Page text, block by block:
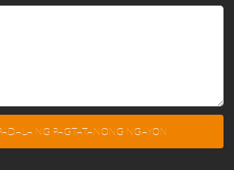
NG PAGTATANONG NGAYON